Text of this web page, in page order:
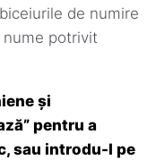
de numire
nume potrivit
și
pentru a
sau introdu-l pe